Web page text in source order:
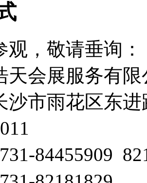
观，敬请垂询：
天会展服务有限
沙市雨花区东
84455909